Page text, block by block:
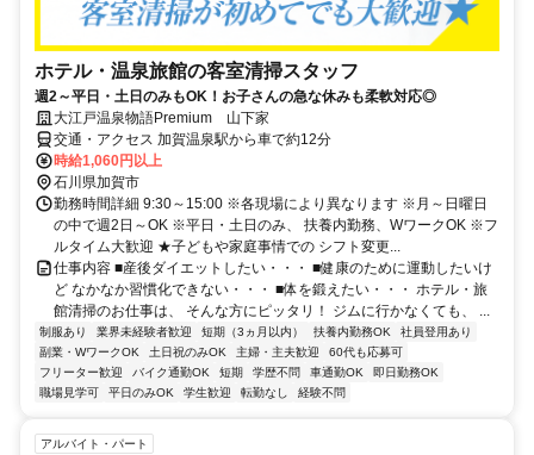
ホテル・温泉旅館の客室清掃スタッフ
週2～平日・土日のみもOK！お子さんの急な休みも柔軟対応◎
大江戸温泉物語Premium 山下家
交通・アクセス 加賀温泉駅から車で約12分
時給1,060円以上
石川県加賀市
勤務時間詳細 9:30～15:00 ※各現場により異なります ※月～日曜日
の中で週2日～OK ※平日・土日のみ、 扶養内勤務、WワークOK ※フ
ルタイム大歓迎 ★子どもや家庭事情での シフト変更...
仕事内容 ■産後ダイエットしたい・・・ ■健康のために運動したいけ
ど なかなか習慣化できない・・・ ■体を鍛えたい・・・ ホテル・旅
館清掃のお仕事は、 そんな方にピッタリ！ ジムに行かなくても、 ...
制服あり 業界未経験者歓迎 短期（3ヵ月以内） 扶養内勤務OK
社員登用あり
副業・WワークOK
土日祝のみOK 主婦・主夫歓迎
60代も応募可
フリーター歓迎
バイク通勤OK 短期 学歴不問 車通勤OK
即日勤務OK
職場見学可
平日のみOK 学生歓迎 転勤なし 経験不問
アルバイト・パート